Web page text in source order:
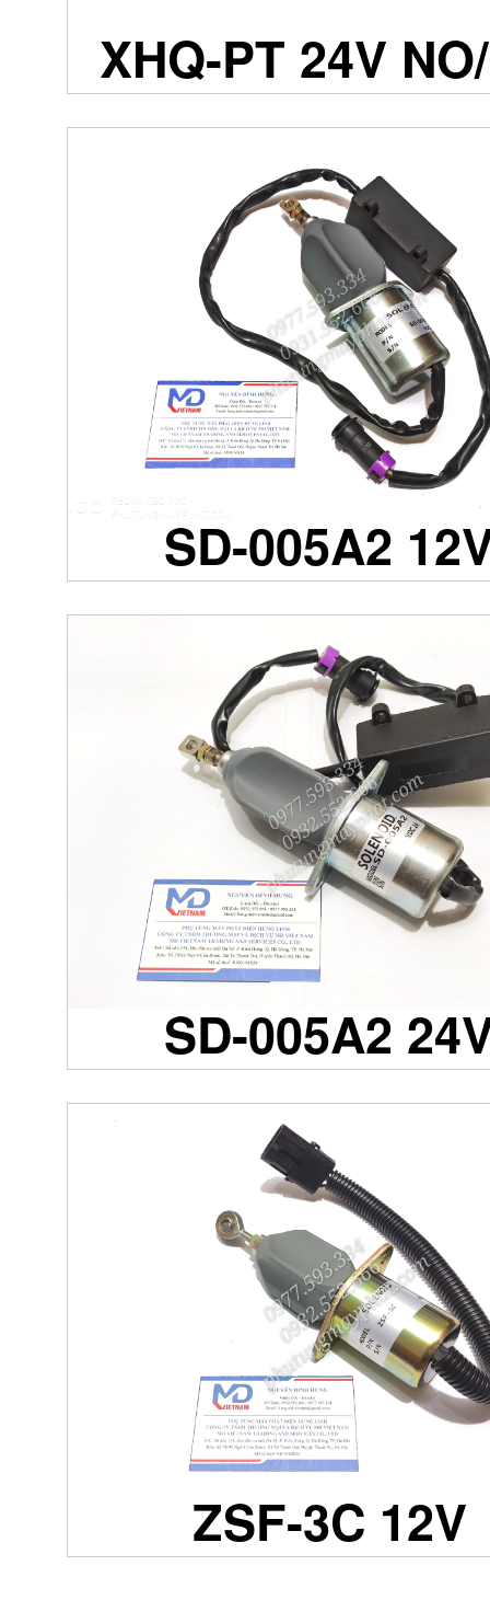
XHQ-PT 24V
SD-005A2
SD-005A2
ZSF-3C 12V